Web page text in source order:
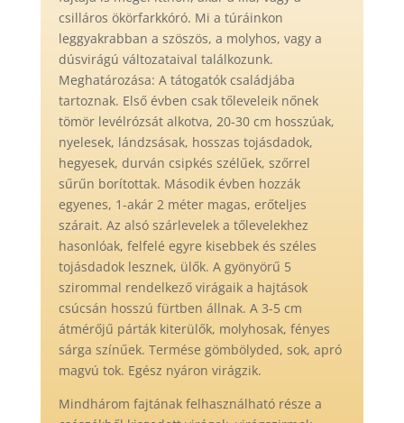
csilláros ökörfarkkóró. Mi a túráinkon
leggyakrabban a szöszös, a molyhos, vagy a
dúsvirágú változataival találkozunk.
Meghatározása: A tátogatók családjába
tartoznak. Első évben csak tőleveleik nőnek
tömör levélrózsát alkotva, 20-30 cm hosszúak,
nyelesek, lándzsásak, hosszas tojásdadok,
hegyesek, durván csipkés szélűek, szőrrel
sűrűn borítottak. Második évben hozzák
egyenes, 1-akár 2 méter magas, erőteljes
szárait. Az alsó szárlevelek a tőlevelekhez
hasonlóak, felfelé egyre kisebbek és széles
tojásdadok lesznek, ülők. A gyönyörű 5
szirommal rendelkező virágaik a hajtások
csúcsán hosszú fürtben állnak. A 3-5 cm
átmérőjű párták kiterülők, molyhosak, fényes
sárga színűek. Termése gömbölyded, sok, apró
magvú tok. Egész nyáron virágzik.
Mindhárom fajtának felhasználható része a